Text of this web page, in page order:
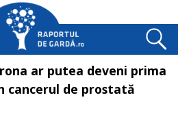
ar putea deveni prima
de prostată